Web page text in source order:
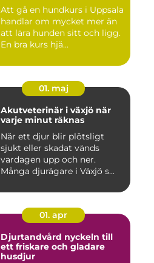
Att gå en hundkurs i Uppsala
handlar om mycket mer än
att lära hunden sitt och ligg.
En bra kurs hjä...
01. maj
Akutveterinär i växjö när
varje minut räknas
När ett djur blir plötsligt
sjukt eller skadat vänds
vardagen upp och ner.
Många djurägare i Växjö s...
01. apr
Djurtandvård nyckeln till
ett friskare och gladare
husdjur